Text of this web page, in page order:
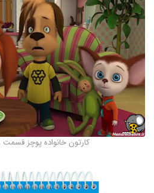
کارتون خانواده پوچز قسمت 29 دوبله فارسی